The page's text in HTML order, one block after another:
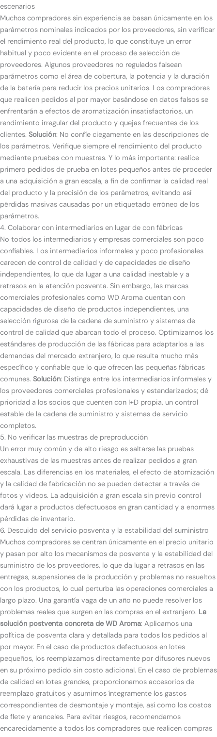
escenarios
Muchos compradores sin experiencia se basan únicamente en los
parámetros nominales indicados por los proveedores, sin verificar
el rendimiento real del producto, lo que constituye un error
habitual y poco evidente en el proceso de selección de
proveedores. Algunos proveedores no regulados falsean
parámetros como el área de cobertura, la potencia y la duración
de la batería para reducir los precios unitarios. Los compradores
que realicen pedidos al por mayor basándose en datos falsos se
enfrentarán a efectos de aromatización insatisfactorios, un
rendimiento irregular del producto y quejas frecuentes de los
clientes. Solución: No confíe ciegamente en las descripciones de
los parámetros. Verifique siempre el rendimiento del producto
mediante pruebas con muestras. Y lo más importante: realice
primero pedidos de prueba en lotes pequeños antes de proceder
a una adquisición a gran escala, a fin de confirmar la calidad real
del producto y la precisión de los parámetros, evitando así
pérdidas masivas causadas por un etiquetado erróneo de los
parámetros.
4. Colaborar con intermediarios en lugar de con fábricas
No todos los intermediarios y empresas comerciales son poco
confiables. Los intermediarios informales y poco profesionales
carecen de control de calidad y de capacidades de diseño
independientes, lo que da lugar a una calidad inestable y a
retrasos en la atención posventa. Sin embargo, las marcas
comerciales profesionales como WD Aroma cuentan con
capacidades de diseño de productos independientes, una
selección rigurosa de la cadena de suministro y sistemas de
control de calidad que abarcan todo el proceso. Optimizamos los
estándares de producción de las fábricas para adaptarlos a las
demandas del mercado extranjero, lo que resulta mucho más
específico y confiable que lo que ofrecen las pequeñas fábricas
comunes. Solución: Distinga entre los intermediarios informales y
los proveedores comerciales profesionales y estandarizados; dé
prioridad a los socios que cuenten con I+D propia, un control
estable de la cadena de suministro y sistemas de servicio
completos.
5. No verificar las muestras de preproducción
Un error muy común y de alto riesgo es saltarse las pruebas
exhaustivas de las muestras antes de realizar pedidos a gran
escala. Las diferencias en los materiales, el efecto de atomización
y la calidad de fabricación no se pueden detectar a través de
fotos y videos. La adquisición a gran escala sin previo control
dará lugar a productos defectuosos en gran cantidad y a enormes
pérdidas de inventario.
6. Descuido del servicio posventa y la estabilidad del suministro
Muchos compradores se centran únicamente en el precio unitario
y pasan por alto los mecanismos de posventa y la estabilidad del
suministro de los proveedores, lo que da lugar a retrasos en las
entregas, suspensiones de la producción y problemas no resueltos
con los productos, lo cual perturba las operaciones comerciales a
largo plazo. Una garantía vaga de un año no puede resolver los
problemas reales que surgen en las compras en el extranjero. La
solución postventa concreta de WD Aroma: Aplicamos una
política de posventa clara y detallada para todos los pedidos al
por mayor. En el caso de productos defectuosos en lotes
pequeños, los reemplazamos directamente por difusores nuevos
en su próximo pedido sin costo adicional. En el caso de problemas
de calidad en lotes grandes, proporcionamos accesorios de
reemplazo gratuitos y asumimos íntegramente los gastos
correspondientes de desmontaje y montaje, así como los costos
de flete y aranceles. Para evitar riesgos, recomendamos
encarecidamente a todos los compradores que realicen compras